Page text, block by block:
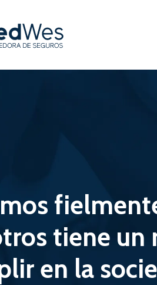
tiene un
en la